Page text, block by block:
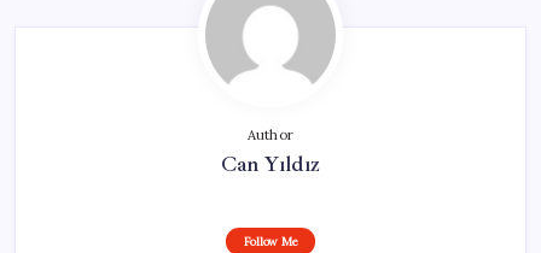
Author
Can Yıldız
Follow Me